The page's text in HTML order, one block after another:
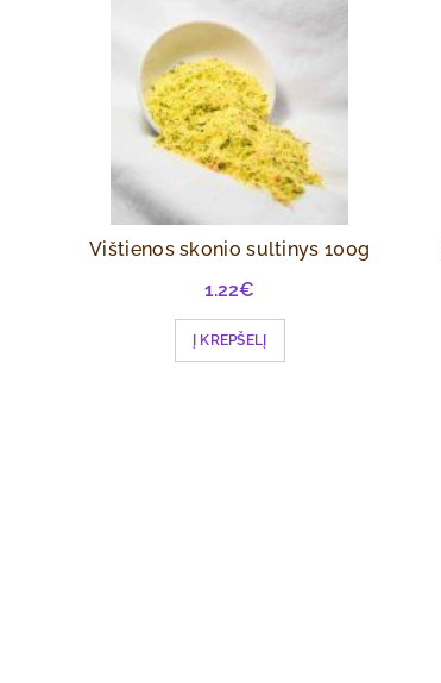
Vištienos skonio sultinys 100g
1.22€
Į KREPŠELĮ